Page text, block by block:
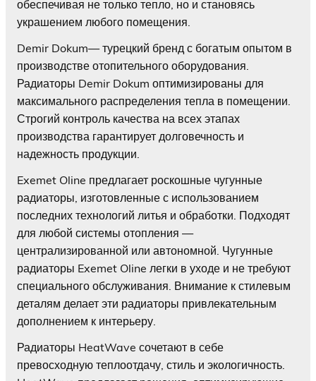
обеспечивая не только тепло, но и становясь
украшением любого помещения.
Demir Dokum— турецкий бренд с богатым опытом в
производстве отопительного оборудования.
Радиаторы Demir Dokum оптимизированы для
максимального распределения тепла в помещении.
Строгий контроль качества на всех этапах
производства гарантирует долговечность и
надежность продукции.
Exemet Oline предлагает роскошные чугунные
радиаторы, изготовленные с использованием
последних технологий литья и обработки. Подходят
для любой системы отопления —
централизированной или автономной. Чугунные
радиаторы Exemet Oline легки в уходе и не требуют
специального обслуживания. Внимание к стилевым
деталям делает эти радиаторы привлекательным
дополнением к интерьеру.
Радиаторы HeatWave сочетают в себе
превосходную теплоотдачу, стиль и экологичность.